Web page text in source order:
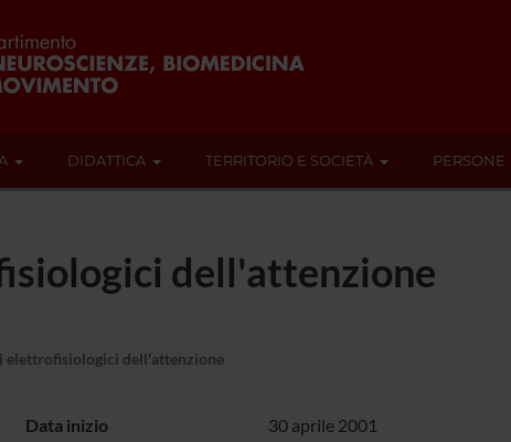
DIDATTICA TERRITORIO E SOCIETÀ PERSONE
dell'attenzione
elettrofisiologici dell'attenzione
Data inizio
30 aprile 2001